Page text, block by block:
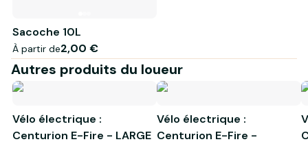
Sacoche 10L
À partir de2,00 €
Autres produits du loueur
Vélo électrique :
Centurion E-Fire - LARGE
Vélo électrique :
Centurion E-Fire -